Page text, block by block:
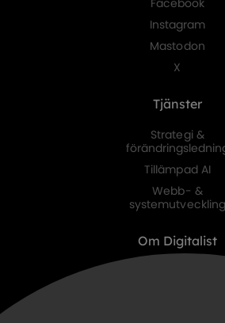
Facebook
Instagram
Mastodon
X
Tjänster
Strategi &
Tillämpad AI
Webb- &
systemutveckling
Om Digitalist